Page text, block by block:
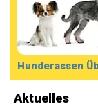
Hunderassen
Aktuelles